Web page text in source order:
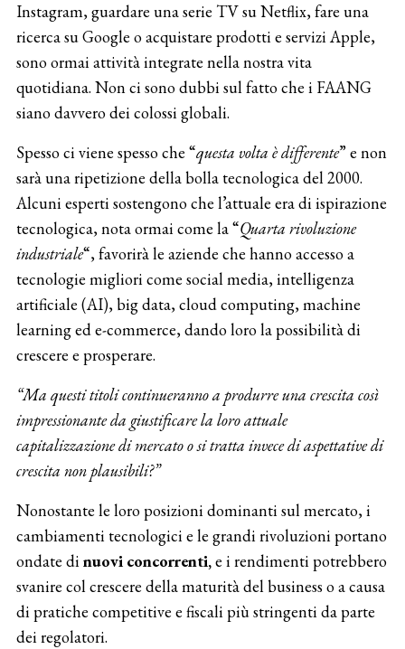
Instagram, guardare una serie TV su Netflix, fare una
ricerca su Google o acquistare prodotti e servizi Apple,
sono ormai attività integrate nella nostra vita
quotidiana. Non ci sono dubbi sul fatto che i FAANG
siano davvero dei colossi globali.
Spesso ci viene spesso che “questa volta è differente” e non
sarà una ripetizione della bolla tecnologica del 2000.
Alcuni esperti sostengono che l’attuale era di ispirazione
tecnologica, nota ormai come la “Quarta rivoluzione
industriale“, favorirà le aziende che hanno accesso a
tecnologie migliori come social media, intelligenza
artificiale (AI), big data, cloud computing, machine
learning ed e-commerce, dando loro la possibilità di
crescere e prosperare.
“Ma questi titoli continueranno a produrre una crescita così
impressionante da giustificare la loro attuale
capitalizzazione di mercato o si tratta invece di aspettative di
crescita non plausibili?”
Nonostante le loro posizioni dominanti sul mercato, i
cambiamenti tecnologici e le grandi rivoluzioni portano
ondate dinuovi concorrenti,e i rendimenti potrebbero
svanire col crescere della maturità del business o a causa
di pratiche competitive e fiscali più stringenti da parte
dei regolatori.